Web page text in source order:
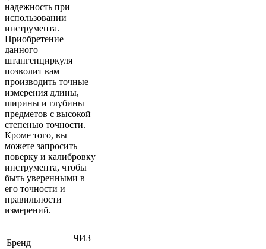
надежность при
использовании
инструмента.
Приобретение
данного
штангенциркуля
позволит вам
производить точные
измерения длины,
ширины и глубины
предметов с высокой
степенью точности.
Кроме того, вы
можете запросить
поверку и калибровку
инструмента, чтобы
быть уверенными в
его точности и
правильности
измерений.
Бренд ЧИЗ